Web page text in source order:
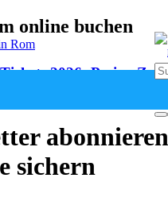
online buchen
2026: Preise,
sichern